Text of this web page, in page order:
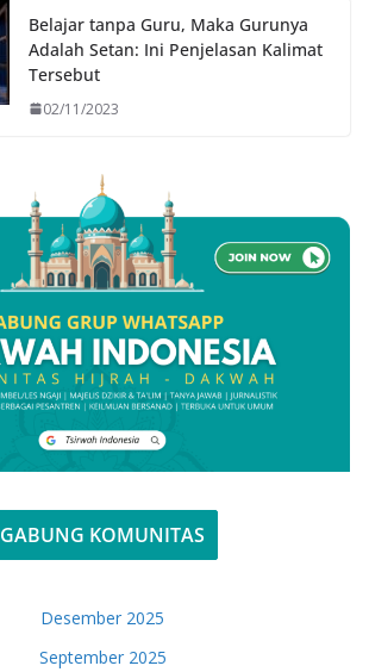
Belajar tanpa Guru, Maka Gurunya
Adalah Setan: Ini Penjelasan Kalimat
Tersebut
02/11/2023
GABUNG KOMUNITAS
Desember 2025
September 2025